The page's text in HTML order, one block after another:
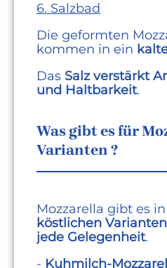
6. Salzbad
Die geformten
kommen in ein
Das Salz verstärkt
und Haltbarkeit.
Was gibt es für
Varianten ?
Mozzarella gibt es in
köstlichen Varianten
jede Gelegenheit.
- Kuhmilch-